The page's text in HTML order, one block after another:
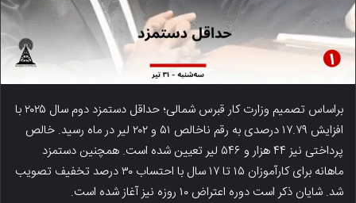
براساس تصمیم وزارت کار قبرس شمالی؛ حداقل دستمزد دوم سال ۲۰۲۵ با
افزایش ۱۷.۷۹ درصدی به رقم ناخالص ۵۱ و ۲۰۲ لیر در ماه رسید. خالص
پرداختی نیز ۴۴ هزار و ۵۴۶ لیر تعیین شده است. همچنین دستمزد
ماهانه برای کارآموزان ۱۵ تا ۱۷ سال با احتساب ۳۰ درصد تخفیف تصویب
شد. شایان ذکر است دوره اعتراض ۱۰ روزه نیز آغاز شده است.